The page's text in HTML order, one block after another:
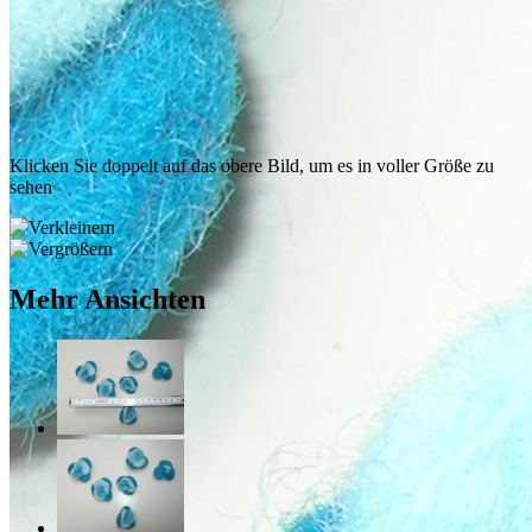
Klicken Sie doppelt auf das obere Bild, um es in voller Größe zu
sehen
Mehr Ansichten